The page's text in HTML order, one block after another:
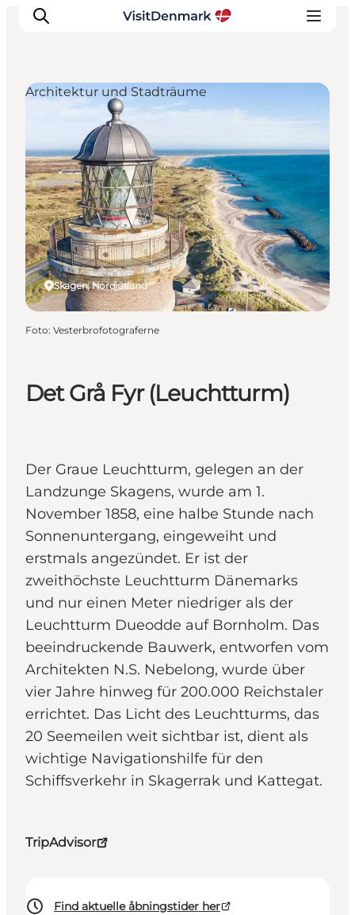
Inspiration
Regionen
Erlebnisse
Unterkünfte
Reiseplanung
Det Grå Fyr (Leuchtturm)
Der Graue Leuchtturm, gelegen an der
Landzunge Skagens, wurde am 1.
November 1858, eine halbe Stunde nach
Sonnenuntergang, eingeweiht und
erstmals angezündet. Er ist der
zweithöchste Leuchtturm Dänemarks
und nur einen Meter niedriger als der
Leuchtturm Dueodde auf Bornholm. Das
beeindruckende Bauwerk, entworfen vom
Architekten N.S. Nebelong, wurde über
vier Jahre hinweg für 200.000 Reichstaler
errichtet. Das Licht des Leuchtturms, das
20 Seemeilen weit sichtbar ist, dient als
wichtige Navigationshilfe für den
Schiffsverkehr in Skagerrak und Kattegat.
TripAdvisor
Find aktuelle åbningstider her
Skagen, Nordjütland
Architektur und Stadträume
Foto: Vesterbrofotograferne